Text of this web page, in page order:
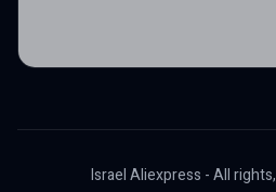
Israel Aliexpress - All rights,